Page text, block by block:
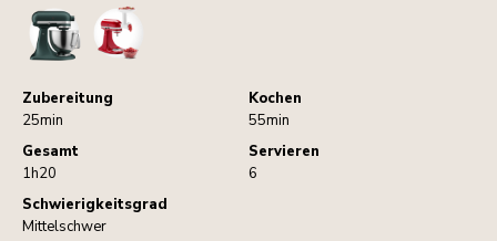
StandMixerMeatGrinder
Zubereitung
25min
Kochen
55min
Gesamt
1h20
Servieren
6
Schwierigkeitsgrad
Mittelschwer